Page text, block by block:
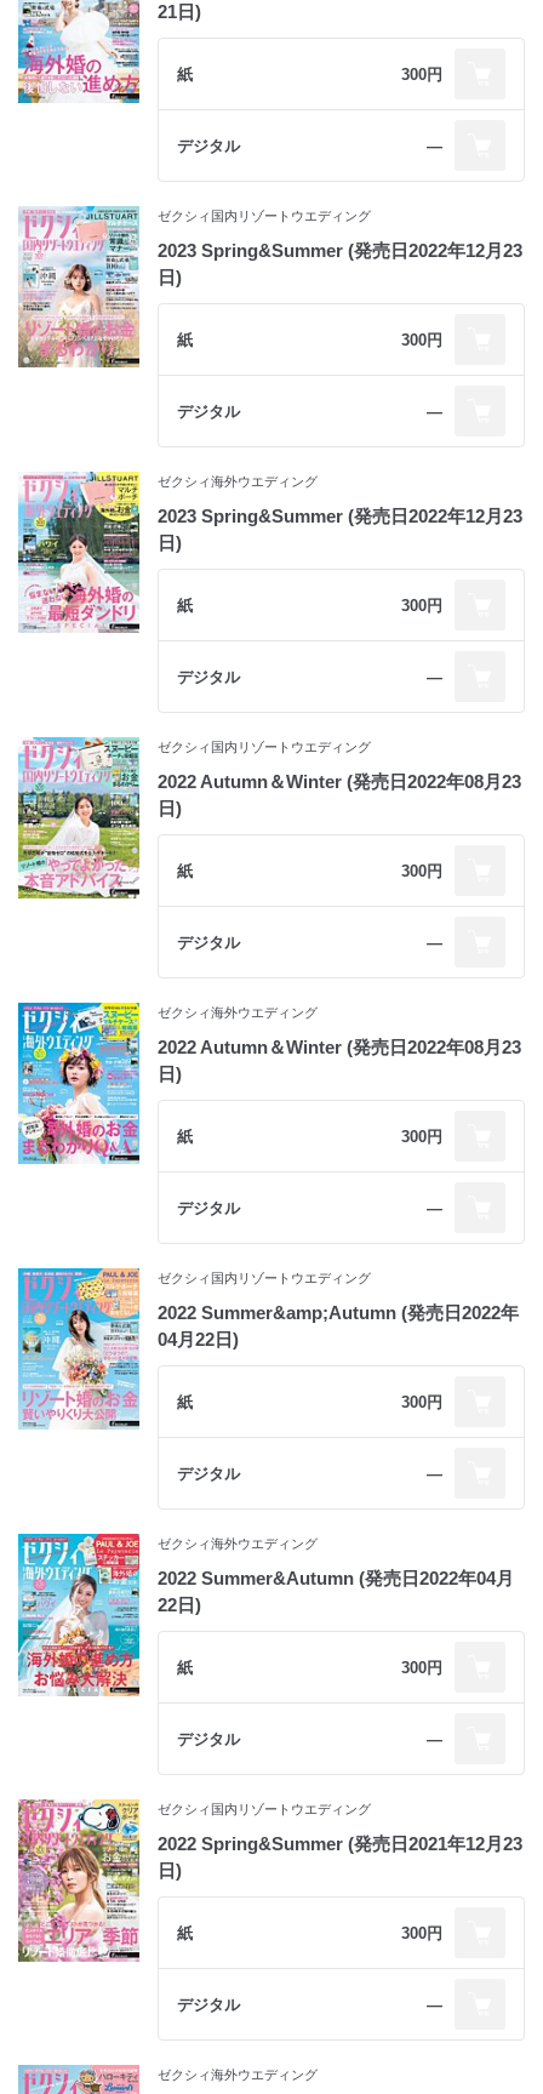
21日)
紙 300円
デジタル ―
ゼクシィ国内リゾートウエディング
2023 Spring&Summer (発売日2022年12月23
日)
紙 300円
デジタル ―
ゼクシィ海外ウエディング
2023 Spring&Summer (発売日2022年12月23
日)
紙 300円
デジタル ―
ゼクシィ国内リゾートウエディング
2022 Autumn＆Winter (発売日2022年08月23
日)
紙 300円
デジタル ―
ゼクシィ海外ウエディング
2022 Autumn＆Winter (発売日2022年08月23
日)
紙 300円
デジタル ―
ゼクシィ国内リゾートウエディング
2022 Summer&amp;Autumn (発売日2022年
04月22日)
紙 300円
デジタル ―
ゼクシィ海外ウエディング
2022 Summer&Autumn (発売日2022年04月
22日)
紙 300円
デジタル ―
ゼクシィ国内リゾートウエディング
2022 Spring&Summer (発売日2021年12月23
日)
紙 300円
デジタル ―
ゼクシィ海外ウエディング